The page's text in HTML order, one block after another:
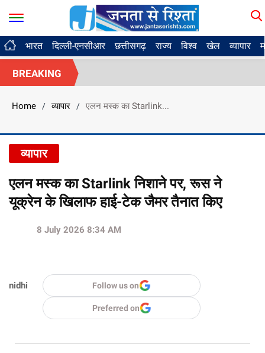
भारत दिल्ली-एनसीआर छत्तीसगढ़ राज्य विश्व खेल व्यापार
BREAKING
Home / व्यापार / एलन मस्क का Starlink...
व्यापार
एलन मस्क का Starlink निशाने पर, रूस ने
यूक्रेन के खिलाफ हाई-टेक जैमर तैनात किए
nidhi
8 July 2026 8:34 AM
Follow us on
Preferred on